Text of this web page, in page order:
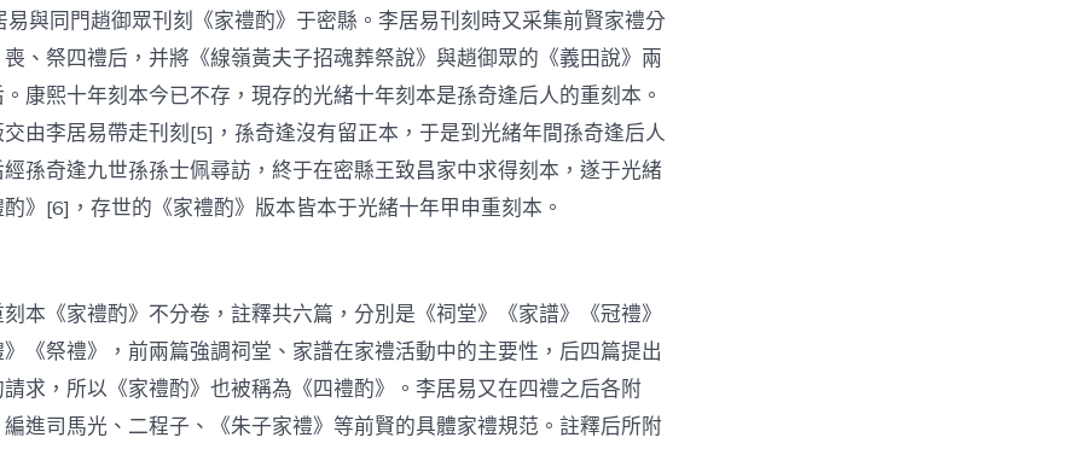
易與同門趙御眾刊刻《家禮酌》于密縣。李居易刊刻時又采集前賢家禮分
、祭四禮后，并將《線嶺黃夫子招魂葬祭說》與趙御眾的《義田說》兩
康熙十年刻本今已不存，現存的光緒十年刻本是孫奇逢后人的重刻本。
交由李居易帶走刊刻[5]，孫奇逢沒有留正本，于是到光緒年間孫奇逢后人
孫奇逢九世孫孫士佩尋訪，終于在密縣王致昌家中求得刻本，遂于光緒
》[6]，存世的《家禮酌》版本皆本于光緒十年甲申重刻本。
本《家禮酌》不分卷，註釋共六篇，分別是《祠堂》《家譜》《冠禮》
》《祭禮》，前兩篇強調祠堂、家譜在家禮活動中的主要性，后四篇提出
求，所以《家禮酌》也被稱為《四禮酌》。李居易又在四禮之后各附
編進司馬光、二程子、《朱子家禮》等前賢的具體家禮規范。註釋后所附